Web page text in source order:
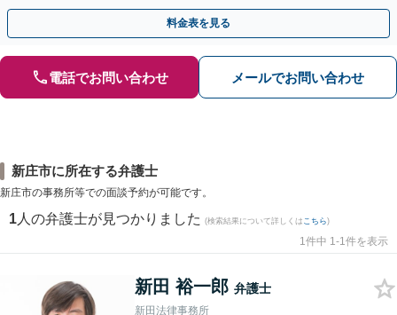
料金表を見る
電話でお問い合わせ メールでお問い合わせ
新庄市に所在する弁護士
新庄市の事務所等での面談予約が可能です。
1 人の弁護士が見つかりました (検索結果について詳しくは こちら)
1件中 1-1件を表示
新田 裕一郎 弁護士
新田法律事務所